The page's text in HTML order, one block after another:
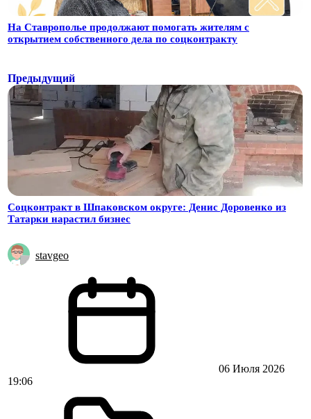
На Ставрополье продолжают помогать жителям с
открытием собственного дела по соцконтракту
Предыдущий
Соцконтракт в Шпаковском округе: Денис Доровенко из
Татарки нарастил бизнес
stavgeo
06 Июля 2026
19:06